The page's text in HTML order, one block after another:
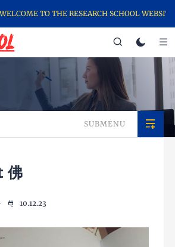
TO THE RESEARCH SCHOOL
SUBMENU
佛
10.12.23